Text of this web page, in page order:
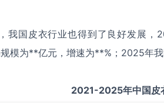
我国皮衣行业也得到了良好发展，
模为**亿元，增速为**%；2025年我
2021-2025年中国皮